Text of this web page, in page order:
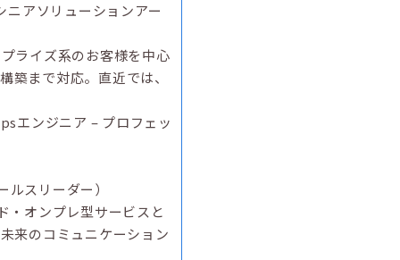
ニアソリューションアー
ライズ系のお客様を中心
築まで対応。直近では、
エンジニア – プロフェッ
スリーダー）
・オンプレ型サービスと
来のコミュニケーション